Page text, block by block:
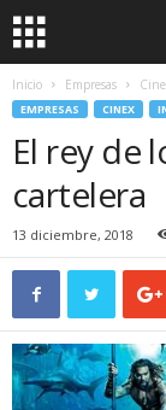
Inicio Empresas
EMPRESAS CINEX
El rey de
cartelera
13 diciembre, 2018